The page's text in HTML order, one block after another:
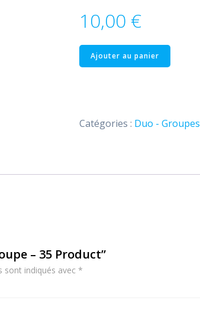
10,00 €
quantité
de
Product
Ajouter au panier
Catégories : Duo - Groupes
– 35 Product”
sont indiqués avec *